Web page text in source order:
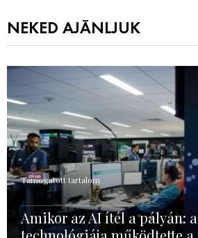
NEKED AJÁNLJUK
Támogatott tartalom
Amikor az AI ítél a pályán: